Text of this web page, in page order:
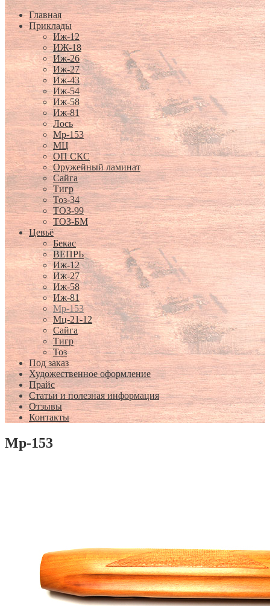
Главная
Приклады
Иж-12
ИЖ-18
Иж-26
Иж-27
Иж-43
Иж-54
Иж-58
Иж-81
Лось
Мр-153
МЦ
ОП СКС
Оружейный ламинат
Сайга
Тигр
Тоз-34
ТОЗ-99
ТОЗ-БМ
Цевьё
Бекас
ВЕПРЬ
Иж-12
Иж-27
Иж-58
Иж-81
Мр-153
Мц-21-12
Сайга
Тигр
Тоз
Под заказ
Художественное оформление
Прайс
Статьи и полезная информация
Отзывы
Контакты
Мр-153